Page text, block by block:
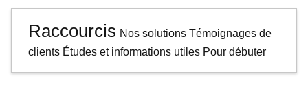
Raccourcis Nos solutions Témoignages de
clients Études et informations utiles Pour débuter